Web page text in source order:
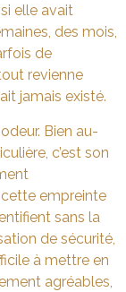
elle avait
des mois,
de
revienne
jamais existé.
Bien au-
c’est son
empreinte
sans la
de sécurité,
à mettre en
agréables,